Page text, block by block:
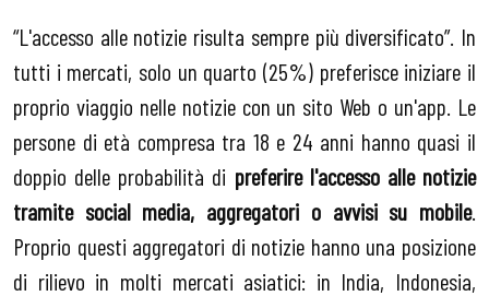
“L'accesso alle notizie risulta sempre più diversificato”. In
tutti i mercati, solo un quarto (25%) preferisce iniziare il
proprio viaggio nelle notizie con un sito Web o un'app. Le
persone di età compresa tra 18 e 24 anni hanno quasi il
doppio delle probabilità di preferire l'accesso alle notizie
tramite social media, aggregatori o avvisi su mobile.
Proprio questi aggregatori di notizie hanno una posizione
di rilievo in molti mercati asiatici: in India, Indonesia,